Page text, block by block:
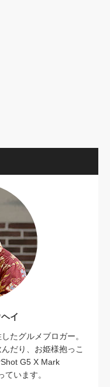
イ
たグルメブロガー。
だり、お姫様抱っこ
G5 X Mark
います。